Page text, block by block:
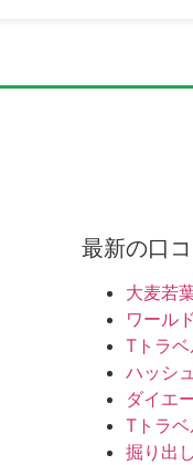
最新の口
大麦若
ワール
Tトラベ
ハッシ
ダイエ
Tトラベ
掘り出